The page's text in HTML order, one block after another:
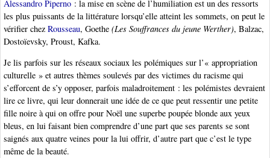
Alessandro Piperno : la mise en scène de l’humiliation est un des ressorts
les plus puissants de la littérature lorsqu’elle atteint les sommets, on peut le
vérifier chez Rousseau, Goethe (Les Souffrances du jeune Werther), Balzac,
Dostoïevsky, Proust, Kafka.
Je lis parfois sur les réseaux sociaux les polémiques sur l’« appropriation
culturelle » et autres thèmes soulevés par des victimes du racisme qui
s’efforcent de s’y opposer, parfois maladroitement : les polémistes devraient
lire ce livre, qui leur donnerait une idée de ce que peut ressentir une petite
fille noire à qui on offre pour Noël une superbe poupée blonde aux yeux
bleus, en lui faisant bien comprendre d’une part que ses parents se sont
saignés aux quatre veines pour la lui offrir, d’autre part que c’est le type
même de la beauté.